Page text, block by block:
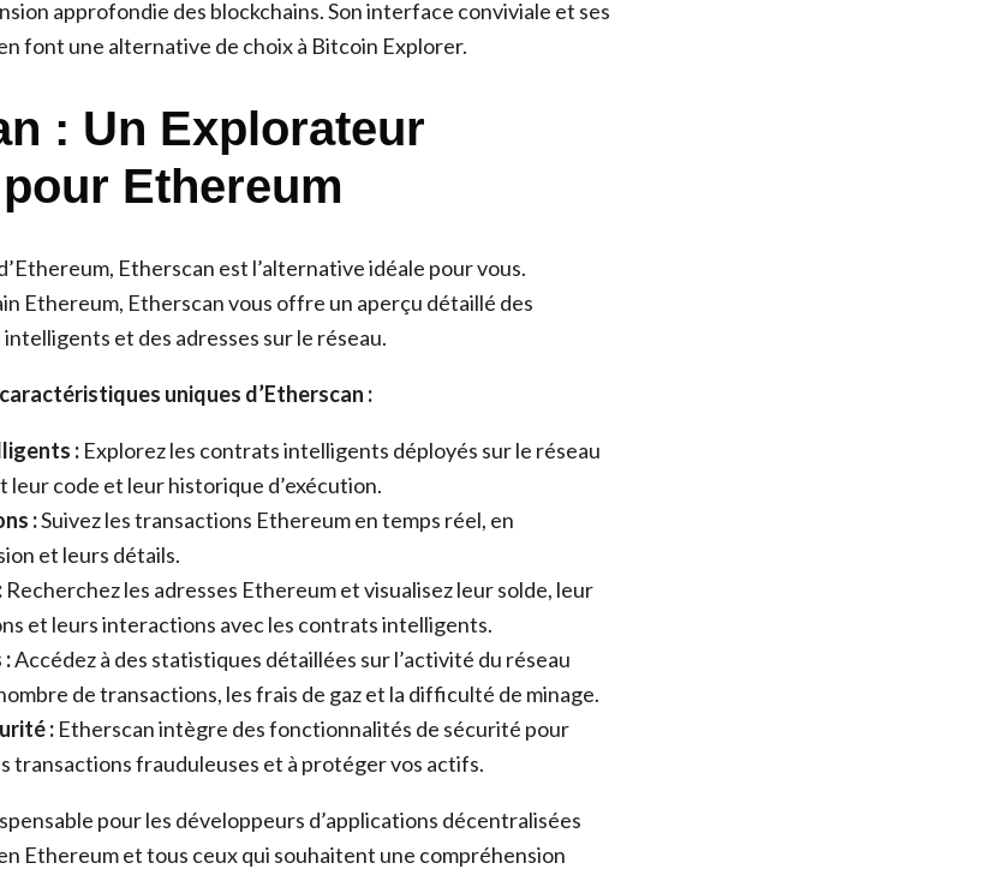
approfondie des blockchains. Son interface conviviale et ses
font une alternative de choix à Bitcoin Explorer.
: Un Explorateur
Ethereum
Etherscan est l’alternative idéale pour vous.
Ethereum, Etherscan vous offre un aperçu détaillé des
et des adresses sur le réseau.
uniques d’Etherscan :
: Explorez les contrats intelligents déployés sur le réseau
leur code et leur historique d’exécution.
:Suivez les transactions Ethereum en temps réel, en
et leurs détails.
Recherchez les adresses Ethereum et visualisez leur solde, leur
et leurs interactions avec les contrats intelligents.
:Accédez à des statistiques détaillées sur l’activité du réseau
de transactions, les frais de gaz et la difficulté de minage.
: Etherscan intègre des fonctionnalités de sécurité pour
transactions frauduleuses et à protéger vos actifs.
pour les développeurs d’applications décentralisées
Ethereum et tous ceux qui souhaitent une compréhension